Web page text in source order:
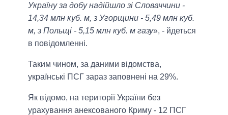
Україну за добу надійшло зі Словаччини -
14,34 млн куб. м, з Угорщини - 5,49 млн куб.
м, з Польщі - 5,15 млн куб. м газу», - йдеться
в повідомленні.
Таким чином, за даними відомства,
українські ПСГ зараз заповнені на 29%.
Як відомо, на території України без
урахування анексованого Криму - 12 ПСГ